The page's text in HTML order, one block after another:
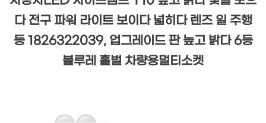
다 전구 파워 라이트 보이다 넓히다 렌즈 일 주행
등 1826322039, 업그레이드 판 높고 밝다 6등
블루레 홑벌 차량용멀티소켓